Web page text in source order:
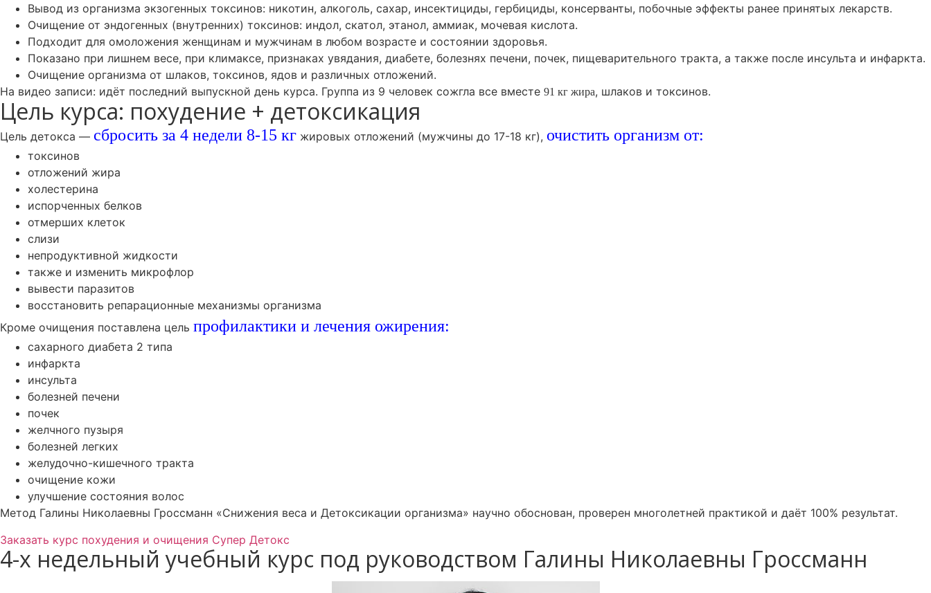
Вывод из организма экзогенных токсинов: никотин, алкоголь, сахар, инсектициды, гербициды, консерванты, побочные эффекты ранее принятых лекарств.
Очищение от эндогенных (внутренних) токсинов: индол, скатол, этанол, аммиак, мочевая кислота.
Подходит для омоложения женщинам и мужчинам в любом возрасте и состоянии здоровья.
Показано при лишнем весе, при климаксе, признаках увядания, диабете, болезнях печени, почек, пищеварительного тракта, а также после инсульта и инфаркта.
Очищение организма от шлаков, токсинов, ядов и различных отложений.
На видео записи: идёт последний выпускной день курса. Группа из 9 человек сожгла все вместе 91 кг жира, шлаков и токсинов.
Цель курса: похудение + детоксикация
Цель детокса — сбросить за 4 недели 8-15 кг жировых отложений (мужчины до 17-18 кг), очистить организм от:
токсинов
отложений жира
холестерина
испорченных белков
отмерших клеток
слизи
непродуктивной жидкости
также и изменить микрофлор
вывести паразитов
восстановить репарационные механизмы организма
Кроме очищения поставлена цель профилактики и лечения ожирения:
сахарного диабета 2 типа
инфаркта
инсульта
болезней печени
почек
желчного пузыря
болезней легких
желудочно-кишечного тракта
очищение кожи
улучшение состояния волос
Метод Галины Николаевны Гроссманн «Снижения веса и Детоксикации организма» научно обоснован, проверен многолетней практикой и даёт 100% результат.
Заказать курс похудения и очищения Супер Детокс
4-х недельный учебный курс под руководством Галины Николаевны Гроссманн